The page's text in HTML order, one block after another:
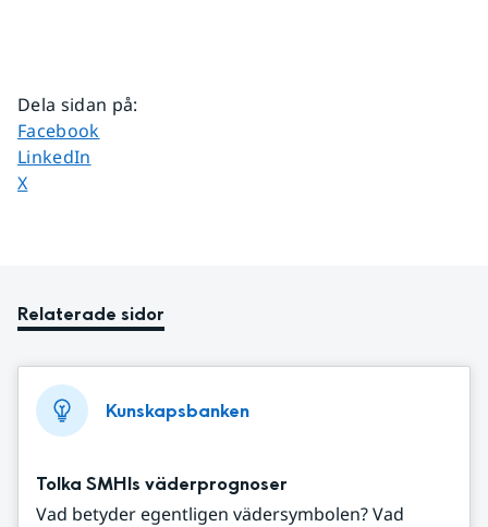
Dela sidan på:
Dela sidan på
Facebook
Dela sidan på
LinkedIn
Dela sidan på
X
Relaterade sidor
Kunskapsbanken
Tolka SMHIs väderprognoser
Vad betyder egentligen vädersymbolen? Vad